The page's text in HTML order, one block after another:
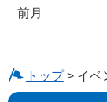
前月
トップ> イベ